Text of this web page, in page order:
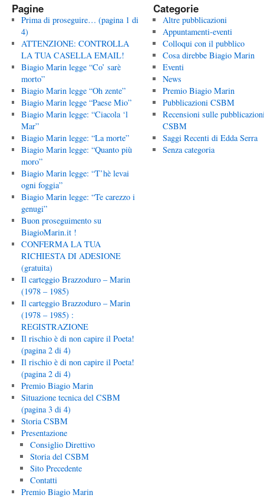
Pagine
Prima di proseguire… (pagina 1 di
4)
ATTENZIONE: CONTROLLA
LA TUA CASELLA EMAIL!
Biagio Marin legge “Co’ sarè
morto”
Biagio Marin legge “Oh zente”
Biagio Marin legge “Paese Mio”
Biagio Marin legge: “Ciacola ‘l
Mar”
Biagio Marin legge: “La morte”
Biagio Marin legge: “Quanto più
moro”
Biagio Marin legge: “T’hè levai
ogni foggia”
Biagio Marin legge: “Te carezzo i
genugi”
Buon proseguimento su
BiagioMarin.it !
CONFERMA LA TUA
RICHIESTA DI ADESIONE
(gratuita)
Il carteggio Brazzoduro – Marin
(1978 – 1985)
Il carteggio Brazzoduro – Marin
(1978 – 1985) :
REGISTRAZIONE
Il rischio è di non capire il Poeta!
(pagina 2 di 4)
Il rischio è di non capire il Poeta!
(pagina 2 di 4)
Premio Biagio Marin
Situazione tecnica del CSBM
(pagina 3 di 4)
Storia CSBM
Presentazione
Consiglio Direttivo
Storia del CSBM
Sito Precedente
Contatti
Premio Biagio Marin
Categorie
Altre pubblicazioni
Appuntamenti-eventi
Colloqui con il pubblico
Cosa direbbe Biagio Marin
Eventi
News
Premio Biagio Marin
Pubblicazioni CSBM
Recensioni sulle
CSBM
Saggi Recenti di Edda Serra
Senza categoria